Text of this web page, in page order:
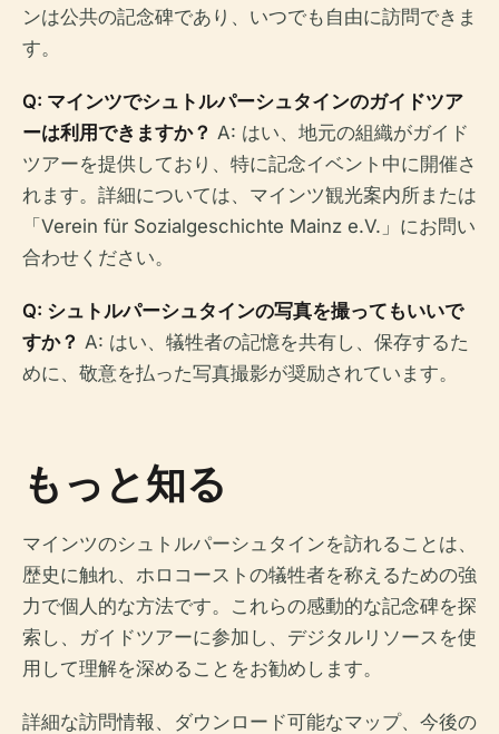
ンは公共の記念碑であり、いつでも自由に訪問できま
す。
Q: マインツでシュトルパーシュタインのガイドツア
ーは利用できますか？ A: はい、地元の組織がガイド
ツアーを提供しており、特に記念イベント中に開催さ
れます。詳細については、マインツ観光案内所または
「Verein für Sozialgeschichte Mainz e.V.」にお問い
合わせください。
Q: シュトルパーシュタインの写真を撮ってもいいで
すか？ A: はい、犠牲者の記憶を共有し、保存するた
めに、敬意を払った写真撮影が奨励されています。
もっと知る
マインツのシュトルパーシュタインを訪れることは、
歴史に触れ、ホロコーストの犠牲者を称えるための強
力で個人的な方法です。これらの感動的な記念碑を探
索し、ガイドツアーに参加し、デジタルリソースを使
用して理解を深めることをお勧めします。
詳細な訪問情報、ダウンロード可能なマップ、今後の